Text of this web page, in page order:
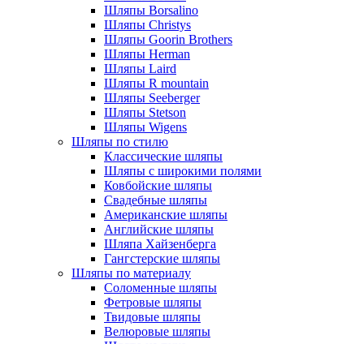
Шляпы Borsalino
Шляпы Christys
Шляпы Goorin Brothers
Шляпы Herman
Шляпы Laird
Шляпы R mountain
Шляпы Seeberger
Шляпы Stetson
Шляпы Wigens
Шляпы по стилю
Классические шляпы
Шляпы с широкими полями
Ковбойские шляпы
Свадебные шляпы
Американские шляпы
Английские шляпы
Шляпа Хайзенберга
Гангстерские шляпы
Шляпы по материалу
Соломенные шляпы
Фетровые шляпы
Твидовые шляпы
Велюровые шляпы